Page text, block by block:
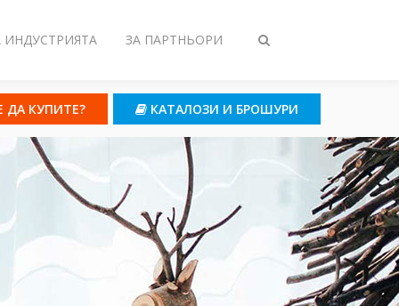
Toggle
ИНДУСТРИЯТА ЗА ПАРТНЬОРИ
ДА КУПИТЕ? КАТАЛОЗИ И БРОШУРИ